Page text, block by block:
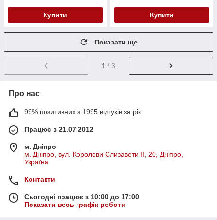
Купити Купити
Показати ще
1 / 3
Про нас
99% позитивних з 1995 відгуків за рік
Працює з 21.07.2012
м. Дніпро
м. Дніпро, вул. Королеви Єлизавети ІІ, 20, Дніпро,
Україна
Контакти
Сьогодні працює з 10:00 до 17:00
Показати весь графік роботи